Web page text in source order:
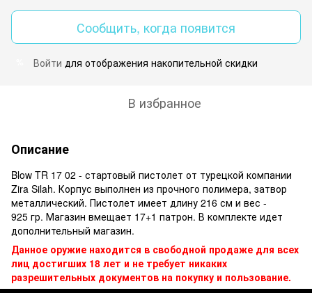
Сообщить, когда появится
Войти для отображения накопительной скидки
В избранное
Описание
Blow TR 17 02 - стартовый пистолет от турецкой компании
Zira Silah. Корпус выполнен из прочного полимера, затвор
металлический. Пистолет имеет длину 216 см и вес -
925 гр. Магазин вмещает 17+1 патрон. В комплекте идет
дополнительный магазин.
Данное оружие находится в свободной продаже для всех
лиц достигших 18 лет и не требует никаких
разрешительных документов на покупку и пользование.